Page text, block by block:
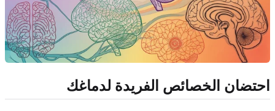
احتضان الخصائص الفريدة لدماغك